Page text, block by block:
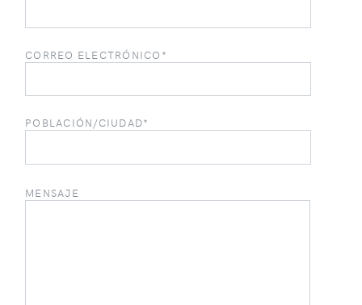
CORREO ELECTRÓNICO*
POBLACIÓN/CIUDAD*
MENSAJE